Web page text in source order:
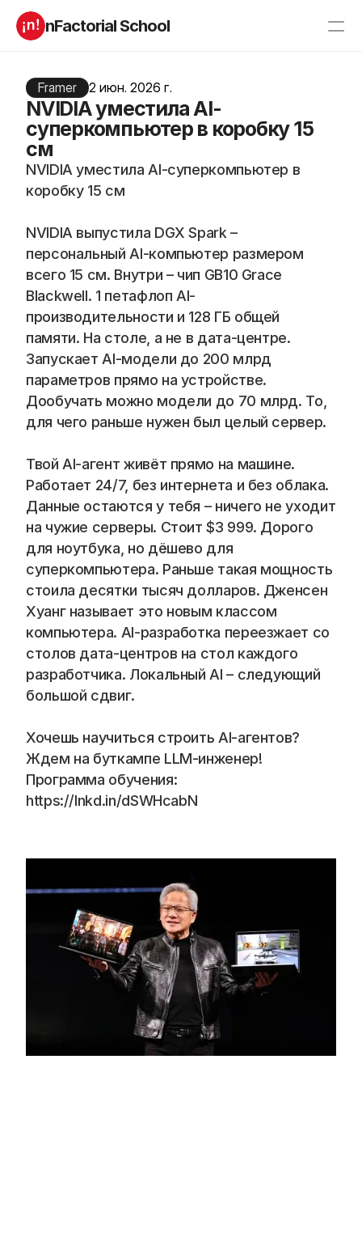
nFactorial School
О нас
Отзывы
Блог
Incubator 2026
Компаниям
Старт в ИТ
Алгоритмы
iOS с 0
Python-разработчик
Frontend на React
Data Science c 0
Аналитик данных
QA инженер
RESOURCES
Blog
Careers
Docs
About
COMMUNITY
Join
Events
Experts
Framer 2 июн. 2026 г.
NVIDIA уместила AI-
суперкомпьютер в коробку 15
см
NVIDIA уместила AI-суперкомпьютер в
коробку 15 см
NVIDIA выпустила DGX Spark –
персональный AI-компьютер размером
всего 15 см. Внутри – чип GB10 Grace
Blackwell. 1 петафлоп AI-
производительности и 128 ГБ общей
памяти. На столе, а не в дата-центре.
Запускает AI-модели до 200 млрд
параметров прямо на устройстве.
Дообучать можно модели до 70 млрд. То,
для чего раньше нужен был целый сервер.
Твой AI-агент живёт прямо на машине.
Работает 24/7, без интернета и без облака.
Данные остаются у тебя – ничего не уходит
на чужие серверы. Стоит $3 999. Дорого
для ноутбука, но дёшево для
суперкомпьютера. Раньше такая мощность
стоила десятки тысяч долларов. Дженсен
Хуанг называет это новым классом
компьютера. AI-разработка переезжает со
столов дата-центров на стол каждого
разработчика. Локальный AI – следующий
большой сдвиг.
Хочешь научиться строить AI-агентов?
Ждем на буткампе LLM-инженер!
Программа обучения:
https://lnkd.in/dSWHcabN